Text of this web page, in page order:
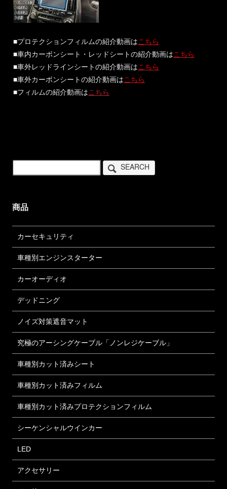
■プロテクションフィルムの紹介動画はこちら
■車内カーボンシート・レッドシートの紹介動画はこちら
■車外レッドラインシートの紹介動画はこちら
■車外カーボンシートの紹介動画はこちら
■フィルムの紹介動画はこちら
SEARCH
商品
カーセキュリティ
車種別エンジンスターター
カーオーディオ
デッドニング
ノイズ対策遮音マット
究極のアーシングケーブル「ノンレジケーブル」
車種別カット済みシート
車種別カット済みフィルム
車種別カット済みプロテクションフィルム
シーケンシャルウインカー
LED
アクセサリー